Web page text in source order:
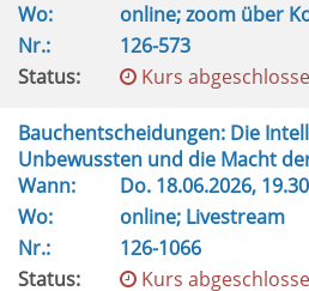
Wo:
online; zoom über
Nr.:
126-573
Status:
Kurs
Bauchentscheidungen: Die
Unbewussten und die Macht
Wann:
Do. 18.06.2026,
Wo:
online; Livestream
Nr.:
126-1066
Status:
Kurs